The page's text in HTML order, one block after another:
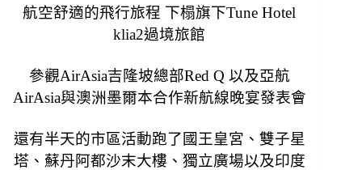
航空舒適的飛行旅程 下榻旗下Tune Hotel
klia2過境旅館
參觀AirAsia吉隆坡總部Red Q 以及亞航
AirAsia與澳洲墨爾本合作新航線晚宴發表會
還有半天的市區活動跑了國王皇宮、雙子星
塔、 蘇丹阿都沙末大樓、獨立廣場以及印度